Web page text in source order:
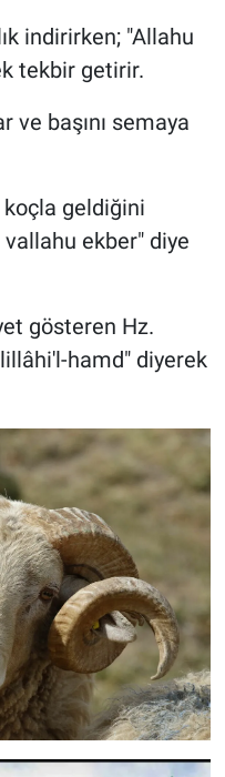
indirirken; "Allahu
tekbir getirir.
ve başını semaya
koçla geldiğini
ekber" diye
gösteren Hz.
hamd" diyerek